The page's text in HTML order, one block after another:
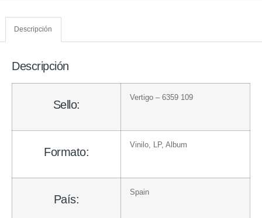
Descripción
Descripción
Sello:
Vertigo – 6359 109
Formato:
Vinilo , LP, Album
País:
Spain